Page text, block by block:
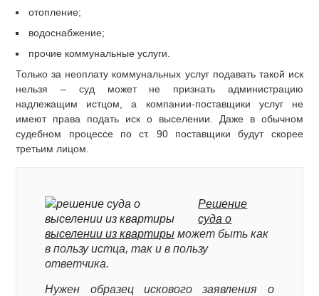
отопление;
водоснабжение;
прочие коммунальные услуги.
Только за неоплату коммунальных услуг подавать такой иск
нельзя – суд может не признать администрацию
надлежащим истцом, а компании-поставщики услуг не
имеют права подать иск о выселении. Даже в обычном
судебном процессе по ст. 90 поставщики будут скорее
третьим лицом.
Решение
суда о
выселении из квартиры может быть как
в пользу истца, так и в пользу
ответчика.
Нужен образец искового заявления о